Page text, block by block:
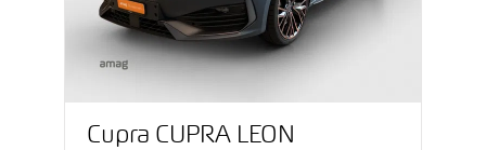
Cupra CUPRA LEON